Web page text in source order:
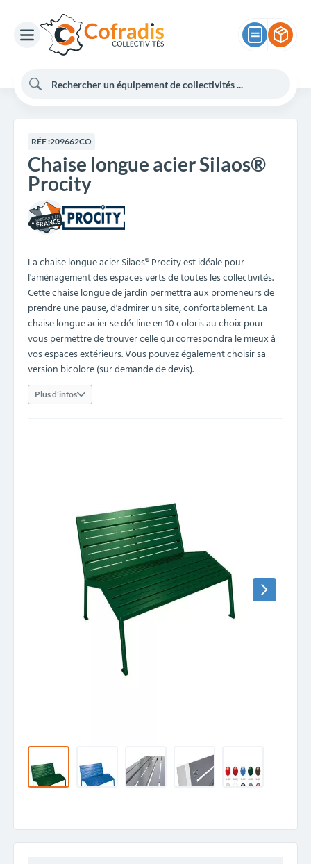
RÉF :209662CO
Chaise longue acier Silaos®
Procity
La chaise longue acier Silaos® Procity est idéale pour
l'aménagement des espaces verts de toutes les collectivités.
Cette chaise longue de jardin permettra aux promeneurs de
prendre une pause, d'admirer un site, confortablement. La
chaise longue acier se décline en 10 coloris au choix pour
vous permettre de trouver celle qui correspondra le mieux à
vos espaces extérieurs. Vous pouvez également choisir sa
version bicolore (sur demande de devis).
Plus d'infos